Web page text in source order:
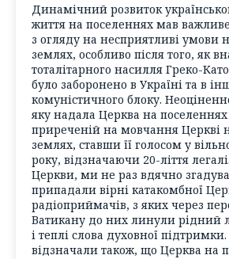
Динамічний розвиток
життя на поселеннях мав
з огляду на несприятливі умови
землях, особливо після того, як
тоталітарного насилля Греко-
було заборонено в Україні та в
комуністичного блоку.
яку надала Церква на поселеннях
приреченій на мовчання Церкві
землях, ставши її голосом у
року, відзначаючи 20-ліття
Церкви, ми не раз вдячно
припадали вірні катакомбної
радіоприймачів, з яких через
Ватикану до них линули рідний
і теплі слова духовної
відзначали також, що Церква на